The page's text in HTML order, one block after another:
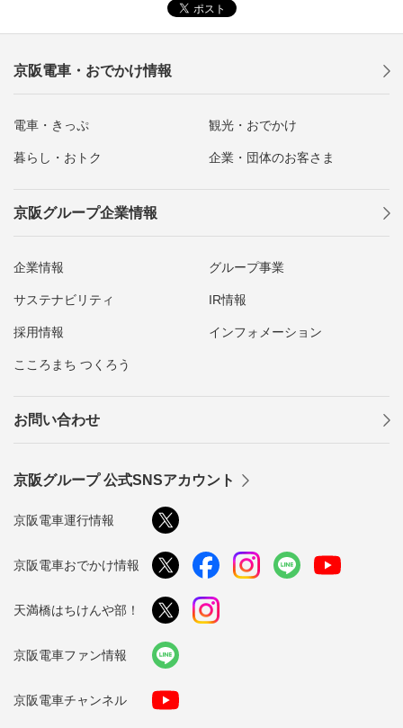
京阪電車・おでかけ情報
電車・きっぷ 観光・おでかけ
暮らし・おトク 企業・団体のお客さま
京阪グループ企業情報
企業情報 グループ事業
サステナビリティ IR情報
採用情報 インフォメーション
こころまち つくろう
お問い合わせ
京阪グループ 公式SNSアカウント
京阪電車運行情報
京阪電車おでかけ情報
天満橋はちけんや部！
京阪電車ファン情報
京阪電車チャンネル